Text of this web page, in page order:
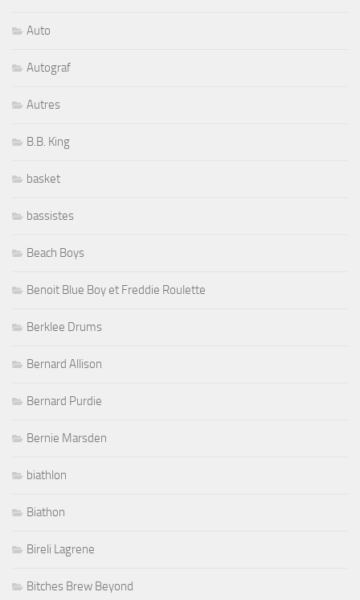
Auto
Autograf
Autres
B.B. King
basket
bassistes
Beach Boys
Benoit Blue Boy et Freddie Roulette
Berklee Drums
Bernard Allison
Bernard Purdie
Bernie Marsden
biathlon
Biathon
Bireli Lagrene
Bitches Brew Beyond